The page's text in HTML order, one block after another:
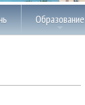
Образование